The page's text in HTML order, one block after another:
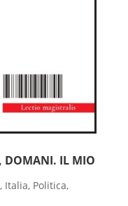
DOMANI. IL MIO
, Italia, Politica,